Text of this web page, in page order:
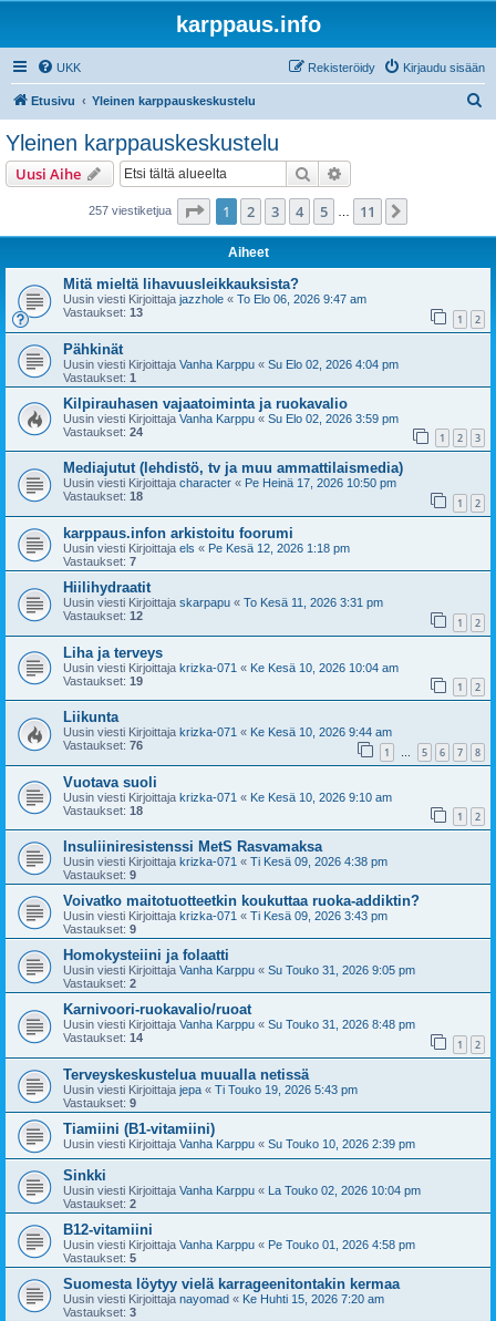
karppaus.info
UKK Kirjaudu sisään
Rekisteröidy
Etusivu Yleinen karppauskeskustelu
Yleinen karppauskeskustelu
Uusi Aihe Etsi
257 viestiketjua Sivu /11
1 2 3 4 5 11
Aiheet
Mitä mieltä lihavuusleikkauksista?
Uusin viesti Kirjoittaja jazzhole « To Elo 06, 2026 9:47 am
Vastaukset: 13 1 2
Pähkinät
Uusin viesti Kirjoittaja Vanha Karppu « Su Elo 02, 2026 4:04 pm
Vastaukset: 1
Kilpirauhasen vajaatoiminta ja ruokavalio
Uusin viesti Kirjoittaja Vanha Karppu « Su Elo 02, 2026 3:59 pm
Vastaukset: 24 1 2 3
Mediajutut (lehdistö, tv ja muu ammattilaismedia)
Uusin viesti Kirjoittaja character « Pe Heinä 17, 2026 10:50 pm
Vastaukset: 18 1 2
karppaus.infon arkistoitu foorumi
Uusin viesti Kirjoittaja els « Pe Kesä 12, 2026 1:18 pm
Vastaukset: 7
Hiilihydraatit
Uusin viesti Kirjoittaja skarpapu « To Kesä 11, 2026 3:31 pm
Vastaukset: 12 1 2
Liha ja terveys
Uusin viesti Kirjoittaja krizka-071 « Ke Kesä 10, 2026 10:04 am
Vastaukset: 19 1 2
Liikunta
Uusin viesti Kirjoittaja krizka-071 « Ke Kesä 10, 2026 9:44 am
Vastaukset: 76 1 … 5 6 7 8
Vuotava suoli
Uusin viesti Kirjoittaja krizka-071 « Ke Kesä 10, 2026 9:10 am
Vastaukset: 18 1 2
Insuliiniresistenssi MetS Rasvamaksa
Uusin viesti Kirjoittaja krizka-071 « Ti Kesä 09, 2026 4:38 pm
Vastaukset: 9
Voivatko maitotuotteetkin koukuttaa ruoka-addiktin?
Uusin viesti Kirjoittaja krizka-071 « Ti Kesä 09, 2026 3:43 pm
Vastaukset: 9
Homokysteiini ja folaatti
Uusin viesti Kirjoittaja Vanha Karppu « Su Touko 31, 2026 9:05 pm
Vastaukset: 2
Karnivoori-ruokavalio/ruoat
Uusin viesti Kirjoittaja Vanha Karppu « Su Touko 31, 2026 8:48 pm
Vastaukset: 14 1 2
Terveyskeskustelua muualla netissä
Uusin viesti Kirjoittaja jepa « Ti Touko 19, 2026 5:43 pm
Vastaukset: 9
Tiamiini (B1-vitamiini)
Uusin viesti Kirjoittaja Vanha Karppu « Su Touko 10, 2026 2:39 pm
Sinkki
Uusin viesti Kirjoittaja Vanha Karppu « La Touko 02, 2026 10:04 pm
Vastaukset: 2
B12-vitamiini
Uusin viesti Kirjoittaja Vanha Karppu « Pe Touko 01, 2026 4:58 pm
Vastaukset: 5
Suomesta löytyy vielä karrageenitontakin kermaa
Uusin viesti Kirjoittaja nayomad « Ke Huhti 15, 2026 7:20 am
Vastaukset: 3